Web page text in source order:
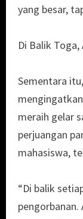
yang besar,
Di Balik
Sementara
meraih gelar
perjuangan
mahasiswa,
“Di balik